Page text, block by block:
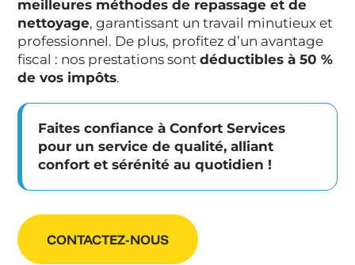
meilleures méthodes de repassage et de
nettoyage, garantissant un travail minutieux et
professionnel. De plus, profitez d’un avantage
fiscal : nos prestations sontdéductibles à 50 %
de vos impôts.
Faites confiance à Confort Services
pour un service de qualité, alliant
confort et sérénité au quotidien !
CONTACTEZ-NOUS